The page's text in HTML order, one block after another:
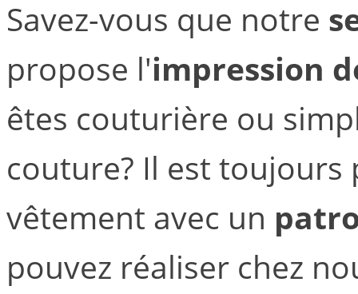
Savez-vous que notre
propose l'impression
êtes couturière ou
couture? Il est toujours
vêtement avec un
pouvez réaliser chez